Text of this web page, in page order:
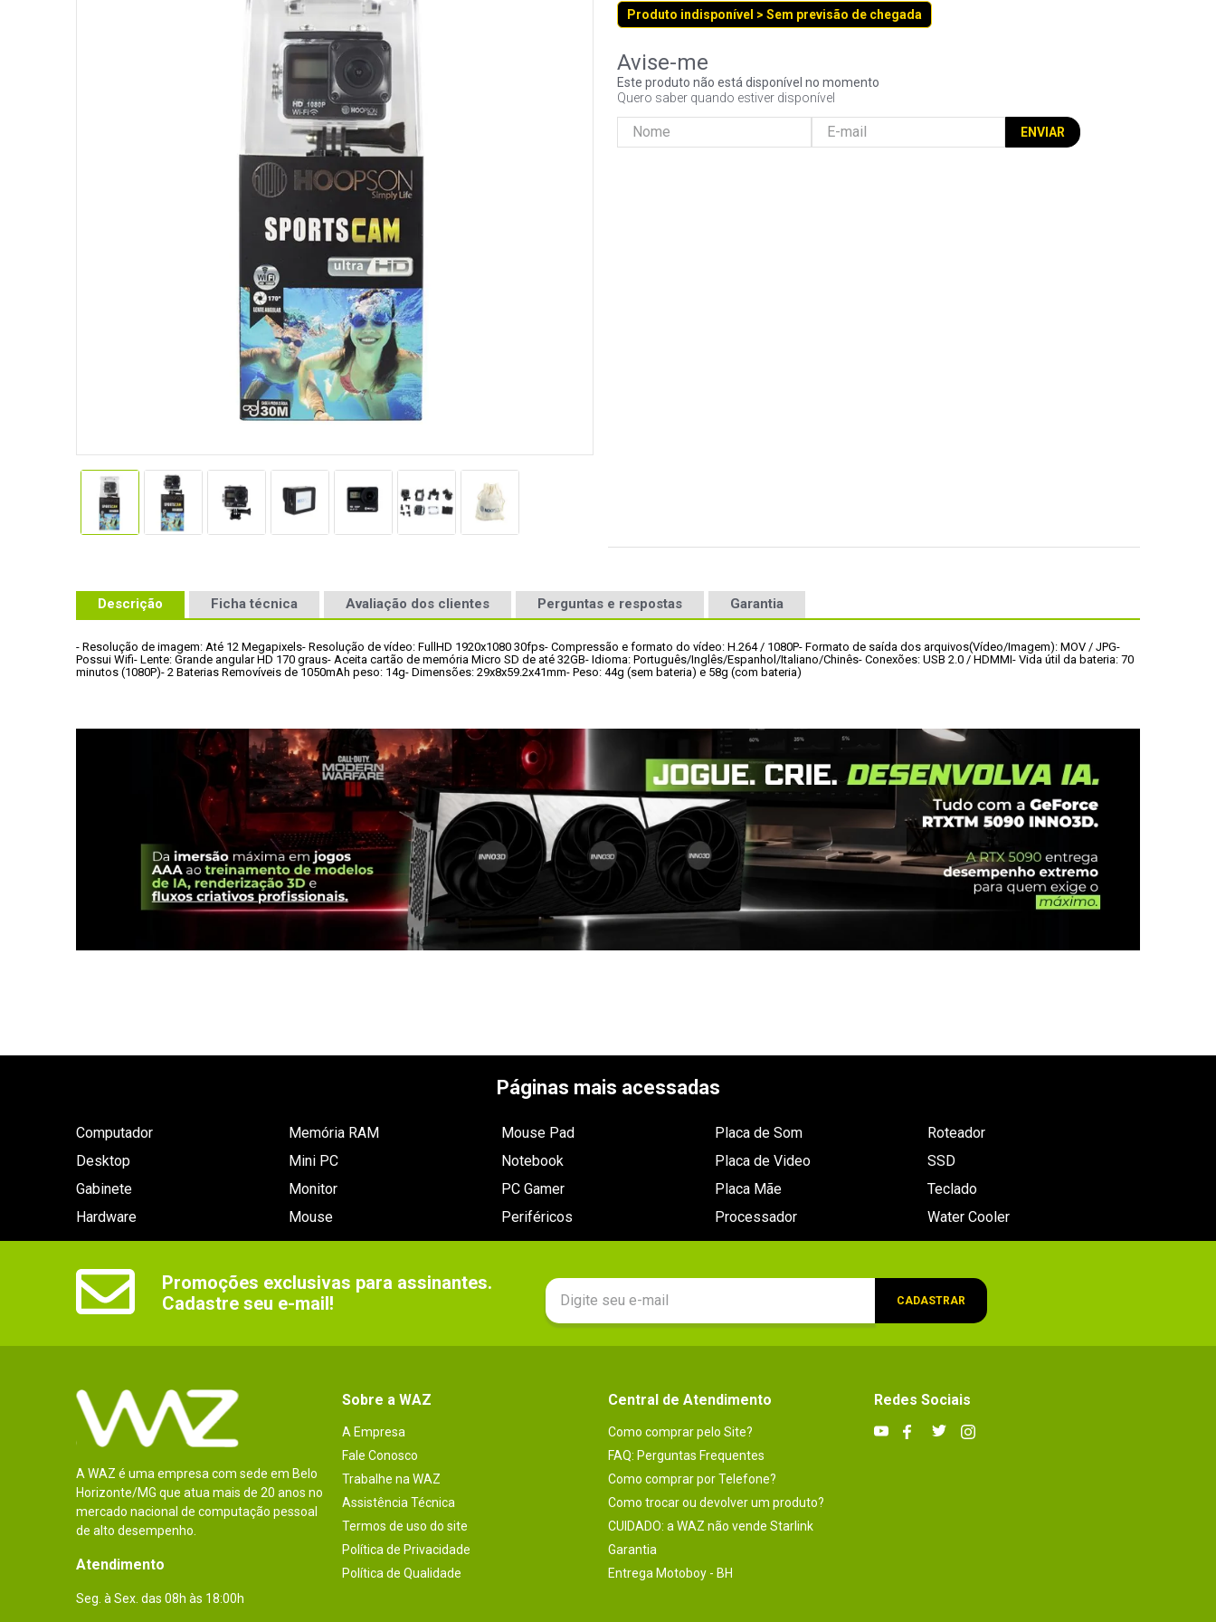
Produto indisponível > Sem previsão de chegada
Este produto não está disponível no momento
Quero saber quando estiver disponível
ENVIAR
Descrição Ficha técnica Avaliação dos clientes Perguntas e respostas Garantia
- Resolução de imagem: Até 12 Megapixels- Resolução de vídeo: FullHD 1920x1080 30fps- Compressão e formato do vídeo: H.264 / 1080P- Formato de saída dos arquivos(Vídeo/Imagem): MOV / JPG-
Possui Wifi- Lente: Grande angular HD 170 graus- Aceita cartão de memória Micro SD de até 32GB- Idioma: Português/Inglês/Espanhol/Italiano/Chinês- Conexões: USB 2.0 / HDMMI- Vida útil da bateria: 70
minutos (1080P)- 2 Baterias Removíveis de 1050mAh peso: 14g- Dimensões: 29x8x59.2x41mm- Peso: 44g (sem bateria) e 58g (com bateria)
Páginas mais acessadas
Computador
Desktop
Gabinete
Hardware
Memória RAM
Mini PC
Monitor
Mouse
Mouse Pad
Notebook
PC Gamer
Periféricos
Placa de Som
Placa de Video
Placa Mãe
Processador
Roteador
SSD
Teclado
Water Cooler
Promoções exclusivas para assinantes.
Cadastre seu e-mail!
CADASTRAR
A WAZ é uma empresa com sede em Belo
Horizonte/MG que atua mais de 20 anos no
mercado nacional de computação pessoal
de alto desempenho.
Atendimento
Seg. à Sex. das 08h às 18:00h
Sobre a WAZ
A Empresa
Fale Conosco
Trabalhe na WAZ
Assistência Técnica
Termos de uso do site
Política de Privacidade
Política de Qualidade
Central de Atendimento
Como comprar pelo Site?
FAQ: Perguntas Frequentes
Como comprar por Telefone?
Como trocar ou devolver um produto?
CUIDADO: a WAZ não vende Starlink
Garantia
Entrega Motoboy - BH
Redes Sociais
jonsbo